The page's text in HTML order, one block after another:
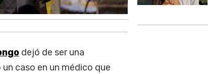
dejó de ser una
caso en un médico que